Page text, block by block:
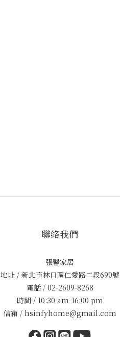
聯絡我們
張馨家居
地址 / 新北市林口區仁愛路二段690號
電話 / 02-2609-8268
時間 / 10:30 am-16:00 pm
信箱 / hsinfyhome@gmail.com